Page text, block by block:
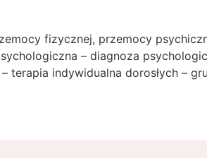
fizycznej, przemocy
– diagnoza
terapia indywidualna dorosłych –